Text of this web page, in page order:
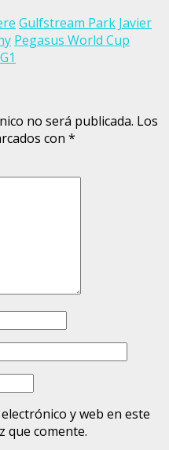
Gulfstream Park Javier
Pegasus World Cup
no será publicada. Los
con *
y web en este
que comente.